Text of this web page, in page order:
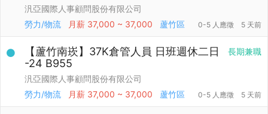
汎亞國際人事顧問股份有限公司
勞力/物流
月薪 37,000 ~ 37,000 蘆竹區 0-5 人應徵 5 天前
長期兼職
【蘆竹南崁】37K倉管人員 日班週休二日
-24 B955
汎亞國際人事顧問股份有限公司
勞力/物流
月薪 37,000 ~ 37,000 蘆竹區 0-5 人應徵 5 天前